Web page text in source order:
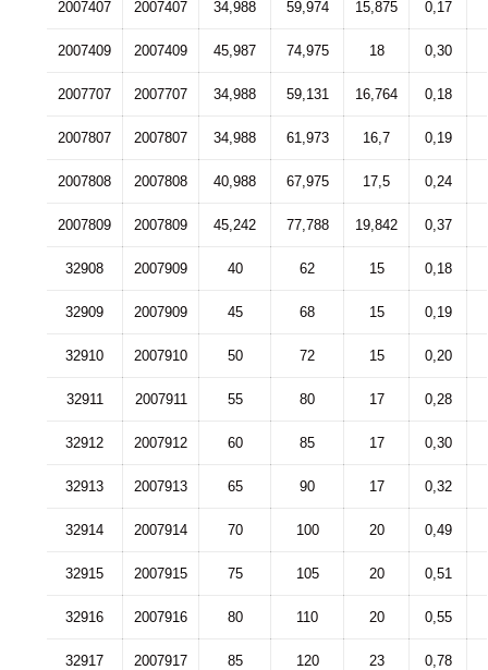
2007407 2007407 34,988 59,974 15,875 0,17
2007409 2007409 45,987 74,975 18 0,30
2007707 2007707 34,988 59,131 16,764 0,18
2007807 2007807 34,988 61,973 16,7 0,19
2007808 2007808 40,988 67,975 17,5 0,24
2007809 2007809 45,242 77,788 19,842 0,37
32908 2007909 40 62 15 0,18
32909 2007909 45 68 15 0,19
32910 2007910 50 72 15 0,20
32911 2007911 55 80 17 0,28
32912 2007912 60 85 17 0,30
32913 2007913 65 90 17 0,32
32914 2007914 70 100 20 0,49
32915 2007915 75 105 20 0,51
32916 2007916 80 110 20 0,55
32917 2007917 85 120 23 0,78